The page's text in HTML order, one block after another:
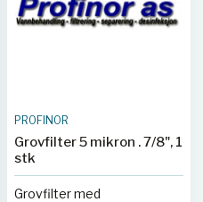
PROFINOR
Grovfilter 5 mikron . 7/8", 1
stk
Grovfilter med